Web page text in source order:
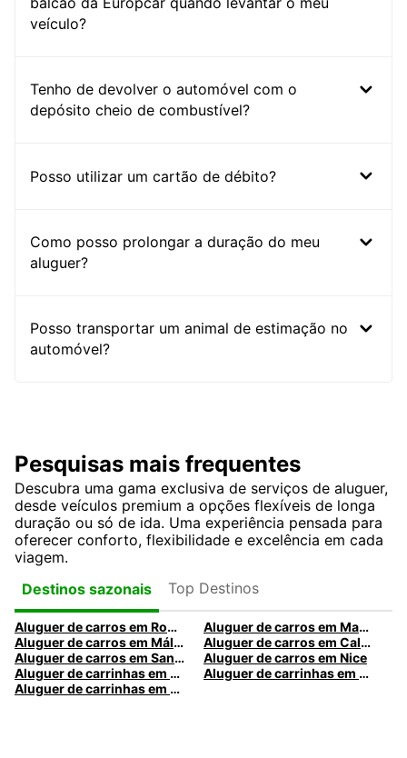
veículo?
Tenho de devolver o automóvel com o
depósito cheio de combustível?
Posso utilizar um cartão de débito?
Como posso prolongar a duração do meu
aluguer?
Posso transportar um animal de estimação no
automóvel?
Pesquisas mais frequentes
Descubra uma gama exclusiva de serviços de aluguer,
desde veículos premium a opções flexíveis de longa
duração ou só de ida. Uma experiência pensada para
oferecer conforto, flexibilidade e excelência em cada
viagem.
Destinos sazonais
Top Destinos
Aluguer de carros em Roma
Aluguer de carros em Madrid
Aluguer de carros em Málaga
Aluguer de carros em Caldas da Rainha
Aluguer de carros em Santa Maria da Feira
Aluguer de carros em Nice
Aluguer de carrinhas em Nice
Aluguer de carrinhas em Santa Maria da Feira
Aluguer de carrinhas em Caldas da Rainha